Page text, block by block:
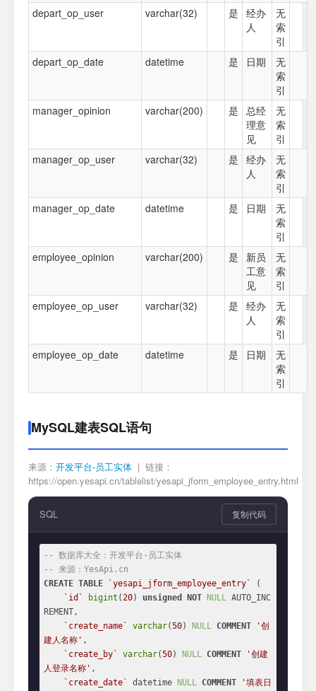
depart_op_user
varchar(32) 是 经办
人
无
索
引
depart_op_date
datetime 是 日期
无
索
引
manager_opinion
varchar(200) 是 总经
理意
见
无
索
引
manager_op_user
varchar(32) 是 经办
人
无
索
引
manager_op_date
datetime 是 日期
无
索
引
employee_opinion
varchar(200) 是
新员
工意
见
无
索
引
employee_op_user
varchar(32) 是 经办
人
无
索
引
employee_op_date
datetime 是 日期
无
索
引
MySQL建表SQL语句
来源： 开发平台-员工实体 | 链接：
https://open.yesapi.cn/tablelist/yesapi_jform_employee_entry.html
SQL 复制代码
-- 数据库大全：开发平台-员工实体
-- 来源：YesApi.cn
CREATE TABLE `yesapi_jform_employee_entry`
(
`id`
bigint (20) unsigned NOT NULL AUTO_INC
REMENT,
`create_name`
varchar(50) NULL COMMENT
'创
建人名称' ,
`create_by`
varchar(50) NULL COMMENT
'创建
人登录名称' ,
`create_date`
datetime NULL COMMENT
'填表日